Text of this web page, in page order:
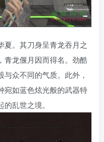
夏。其刀身呈青龙吞月之
青龙偃月因而得名。劲酷
众不同的气质。此外，
宛如蓝色炫光般的武器特
乱世之境。